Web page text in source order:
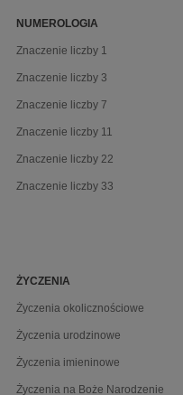
NUMEROLOGIA
Znaczenie liczby 1
Znaczenie liczby 3
Znaczenie liczby 7
Znaczenie liczby 11
Znaczenie liczby 22
Znaczenie liczby 33
ŻYCZENIA
Życzenia okolicznościowe
Życzenia urodzinowe
Życzenia imieninowe
Życzenia na Boże Narodzenie